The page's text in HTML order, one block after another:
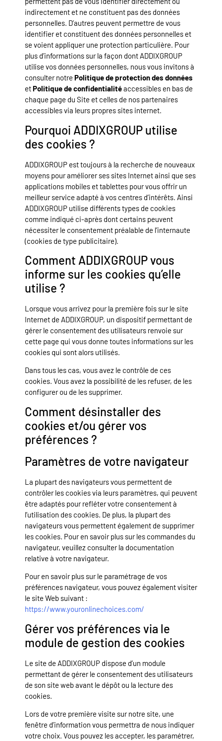
indirectement et ne constituent pas des données
personnelles. D’autres peuvent permettre de vous
identifier et constituent des données personnelles et
se voient appliquer une protection particulière. Pour
plus d’informations sur la façon dont ADDIXGROUP
utilise vos données personnelles, nous vous invitons à
consulter notre Politique de protection des données
etPolitique de confidentialitéaccessibles en bas de
chaque page du Site et celles de nos partenaires
accessibles via leurs propres sites internet.
Pourquoi ADDIXGROUP utilise
des cookies ?
ADDIXGROUP est toujours à la recherche de nouveaux
moyens pour améliorer ses sites Internet ainsi que ses
applications mobiles et tablettes pour vous offrir un
meilleur service adapté à vos centres d’intérêts. Ainsi
ADDIXGROUP utilise différents types de cookies
comme indiqué ci-après dont certains peuvent
nécessiter le consentement préalable de l’internaute
(cookies de type publicitaire).
Comment ADDIXGROUP vous
informe sur les cookies qu’elle
utilise ?
Lorsque vous arrivez pour la première fois sur le site
Internet de ADDIXGROUP, un dispositif permettant de
gérer le consentement des utilisateurs renvoie sur
cette page qui vous donne toutes informations sur les
cookies qui sont alors utilisés.
Dans tous les cas, vous avez le contrôle de ces
cookies. Vous avez la possibilité de les refuser, de les
configurer ou de les supprimer.
Comment désinstaller des
cookies et/ou gérer vos
préférences ?
Paramètres de votre navigateur
La plupart des navigateurs vous permettent de
contrôler les cookies via leurs paramètres, qui peuvent
être adaptés pour refléter votre consentement à
l’utilisation des cookies. De plus, la plupart des
navigateurs vous permettent également de supprimer
les cookies. Pour en savoir plus sur les commandes du
navigateur, veuillez consulter la documentation
relative à votre navigateur.
Pour en savoir plus sur le paramétrage de vos
préférences navigateur, vous pouvez également visiter
le site Web suivant :
https://www.youronlinechoices.com/
Gérer vos préférences via le
module de gestion des cookies
Le site de ADDIXGROUP dispose d’un module
permettant de gérer le consentement des utilisateurs
de son site web avant le dépôt ou la lecture des
cookies.
Lors de votre première visite sur notre site, une
fenêtre d’information vous permettra de nous indiquer
votre choix. Vous pouvez les accepter, les paramétrer,